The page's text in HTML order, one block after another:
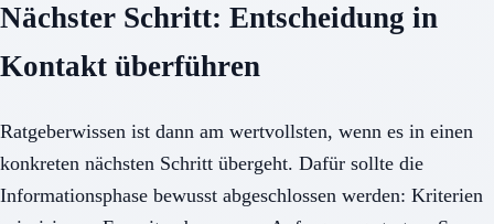
Nächster Schritt: Entscheidung in
Kontakt überführen
Ratgeberwissen ist dann am wertvollsten, wenn es in einen
konkreten nächsten Schritt übergeht. Dafür sollte die
Informationsphase bewusst abgeschlossen werden: Kriterien